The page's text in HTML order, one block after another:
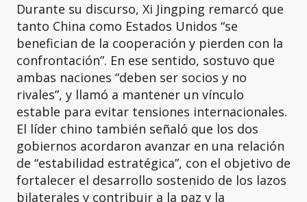
Durante su discurso, Xi Jingping remarcó que
tanto China como Estados Unidos “se
benefician de la cooperación y pierden con la
confrontación”. En ese sentido, sostuvo que
ambas naciones “deben ser socios y no
rivales”, y llamó a mantener un vínculo
estable para evitar tensiones internacionales.
El líder chino también señaló que los dos
gobiernos acordaron avanzar en una relación
de “estabilidad estratégica”, con el objetivo de
fortalecer el desarrollo sostenido de los lazos
bilaterales y contribuir a la paz y la